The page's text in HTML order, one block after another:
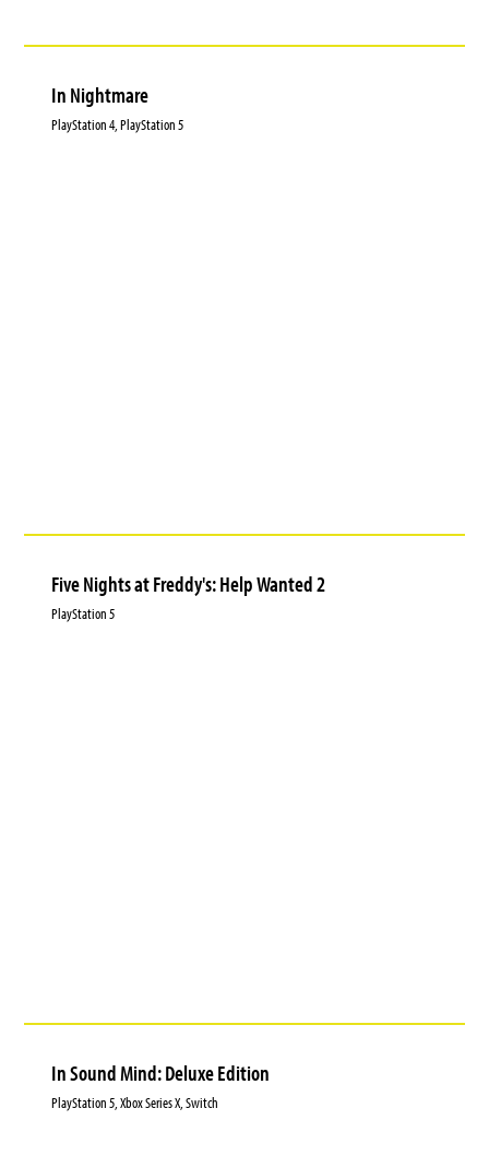
In Nightmare
PlayStation 4, PlayStation 5
Five Nights at Freddy's: Help Wanted 2
PlayStation 5
In Sound Mind: Deluxe Edition
PlayStation 5, Xbox Series X, Switch